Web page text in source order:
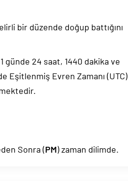
bir düzende doğup battığını
günde 24 saat, 1440 dakika ve
Eşitlenmiş Evren Zamanı (UTC)
Sonra (PM) zaman dilimde.